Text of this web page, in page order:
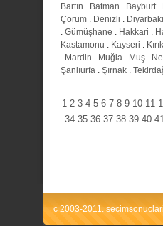
Bartın . Batman . Bayburt.
Çorum . Denizli .
. Gümüşhane . Hakkari .
Kastamonu . Kayseri .
. Mardin . Muğla . Muş .
Şanlıurfa . Şırnak .
1 2 3 4 5 6 7 8 9 10 11
34 35 36 37 38 39 40 41
c 2003-2011.